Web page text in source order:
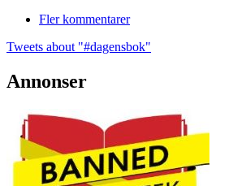
Fler kommentarer
Tweets about "#dagensbok"
Annonser